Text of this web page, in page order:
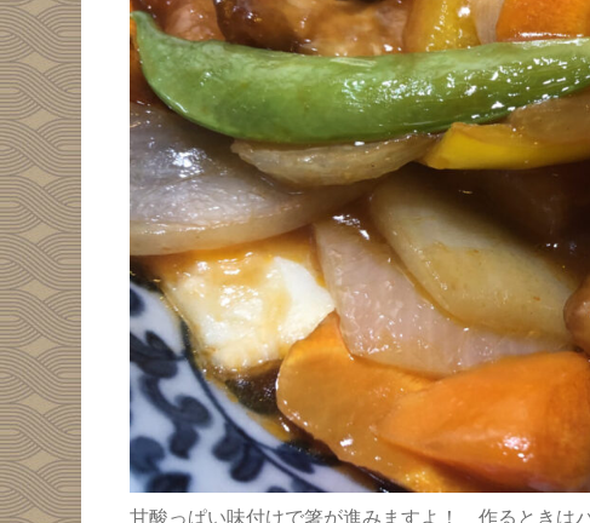
甘酸っぱい味付けで箸が進みますよ！ 作るときは